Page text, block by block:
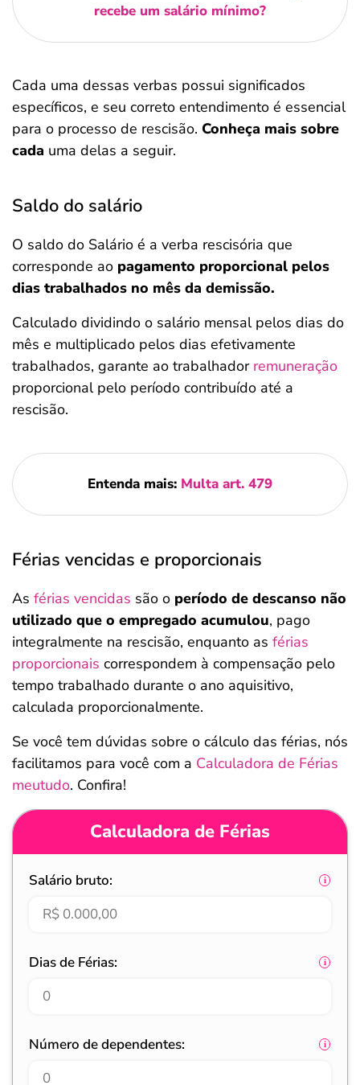
recebe um salário mínimo?
Cada uma dessas verbas possui significados
específicos, e seu correto entendimento é essencial
para o processo de rescisão. Conheça mais sobre
cada uma delas a seguir.
Saldo do salário
O saldo do Salário é a verba rescisória que
corresponde ao pagamento proporcional pelos
dias trabalhados no mês da demissão.
Calculado dividindo o salário mensal pelos dias do
mês e multiplicado pelos dias efetivamente
trabalhados, garante ao trabalhador remuneração
proporcional pelo período contribuído até a
rescisão.
Entenda mais: Multa art. 479
Férias vencidas e proporcionais
As férias vencidas são o período de descanso não
utilizado que o empregado acumulou, pago
integralmente na rescisão, enquanto as férias
proporcionais correspondem à compensação pelo
tempo trabalhado durante o ano aquisitivo,
calculada proporcionalmente.
Se você tem dúvidas sobre o cálculo das férias, nós
facilitamos para você com a Calculadora de Férias
meutudo. Confira!
Calculadora de Férias
Salário bruto:
Dias de Férias:
Número de dependentes: